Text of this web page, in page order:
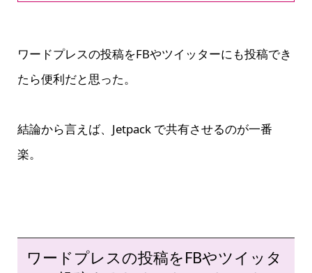
ワードプレスの投稿をFBやツイッターにも投稿でき
たら便利だと思った。
結論から言えば、Jetpack で共有させるのが一番
楽。
ワードプレスの投稿をFBやツイッタ